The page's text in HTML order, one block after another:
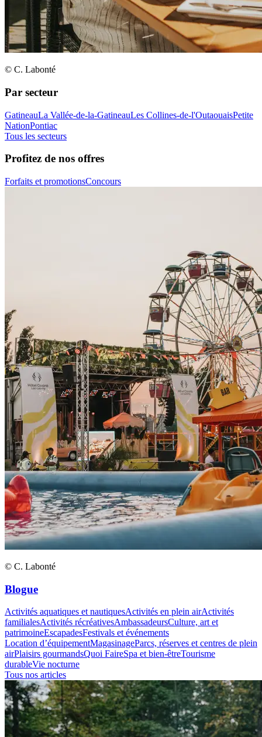
© C. Labonté
Par secteur
GatineauLa Vallée-de-la-GatineauLes Collines-de-l'OutaouaisPetite
NationPontiac
Tous les secteurs
Profitez de nos offres
Forfaits et promotionsConcours
© C. Labonté
Blogue
Activités aquatiques et nautiquesActivités en plein airActivités
familialesActivités récréativesAmbassadeursCulture, art et
patrimoineEscapadesFestivals et événements
Location d’équipementMagasinageParcs, réserves et centres de plein
airPlaisirs gourmandsQuoi FaireSpa et bien-êtreTourisme
durableVie nocturne
Tous nos articles